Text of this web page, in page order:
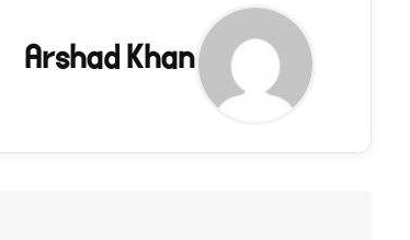
Arshad Khan